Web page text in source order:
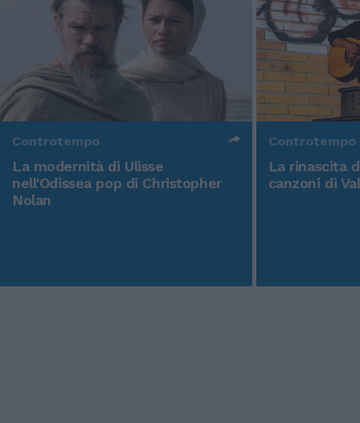
Controtempo
La modernità di Ulisse
nell'Odissea pop di Christopher
Nolan
Controtempo
La rinascita
canzoni di